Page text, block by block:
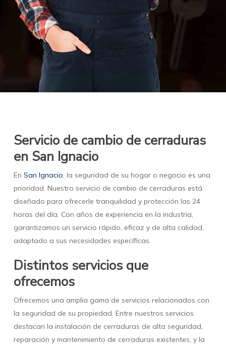
Servicio de cambio de cerraduras
en San Ignacio
En San Ignacio, la seguridad de su hogar o negocio es una
prioridad. Nuestro servicio de cambio de cerraduras está
diseñado para ofrecerle tranquilidad y protección las 24
horas del día. Con años de experiencia en la industria,
garantizamos un servicio rápido, eficaz y de alta calidad,
adaptado a sus necesidades específicas.
Distintos servicios que
ofrecemos
Ofrecemos una amplia gama de servicios relacionados con
la seguridad de su propiedad. Entre nuestros servicios
destacan la instalación de cerraduras de alta seguridad,
reparación y mantenimiento de cerraduras existentes, y la